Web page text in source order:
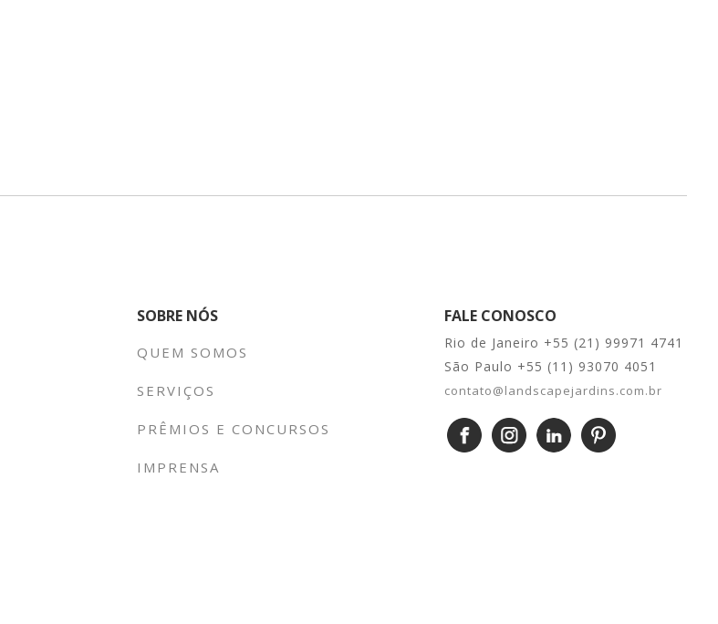
SOBRE NÓS
QUEM SOMOS
SERVIÇOS
PRÊMIOS E CONCURSOS
IMPRENSA
FALE CONOSCO
Rio de Janeiro +55 (21) 99971 4741
São Paulo +55 (11) 93070 4051
contato@landscapejardins.com.br